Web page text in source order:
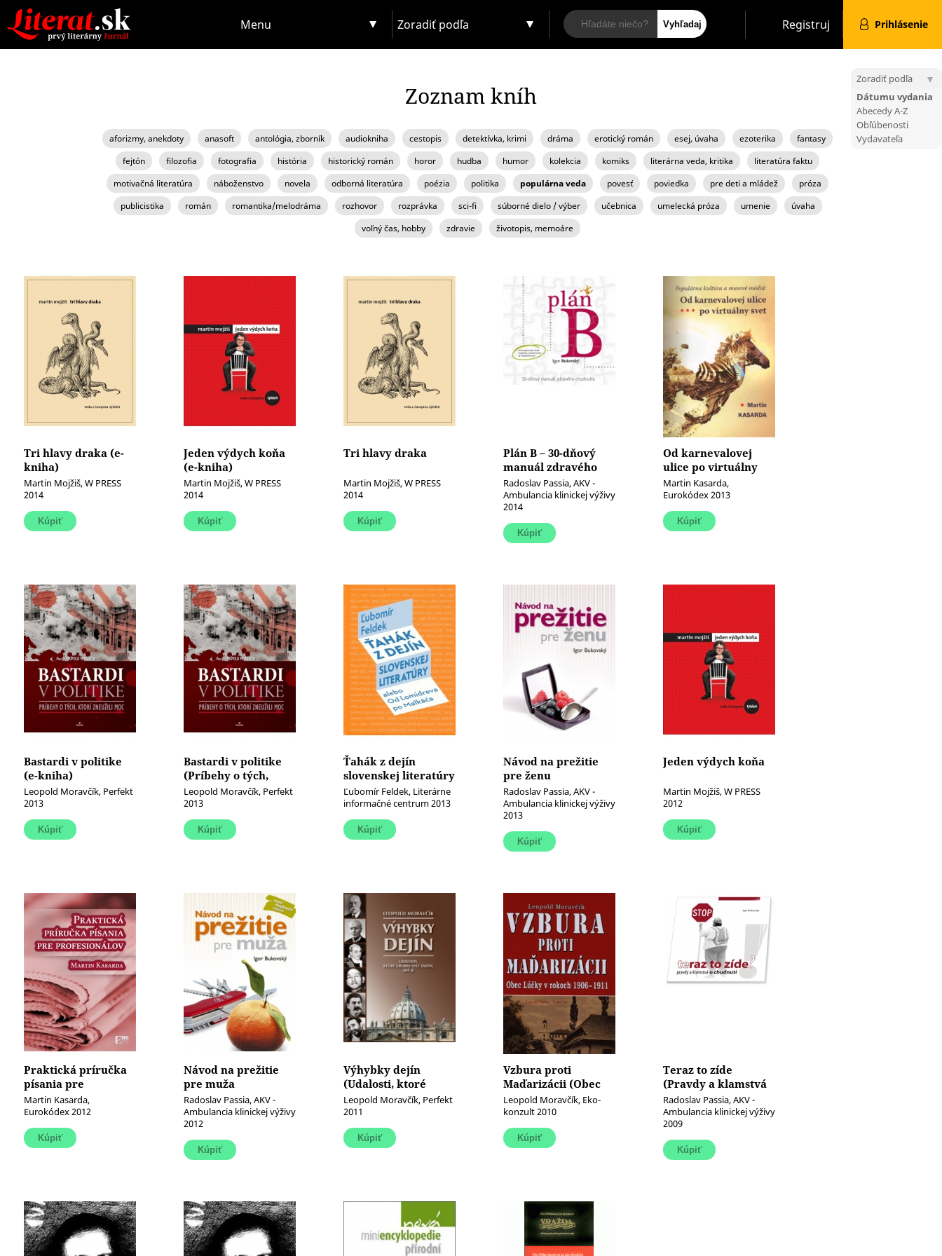
Menu Zoradiť podľa Hľadať Registruj Prihlásenie
Zoznam kníh
aforizmy, anekdoty anasoft antológia, zborník audiokniha cestopis detektívka, krimi dráma erotický román esej, úvaha ezoterika
fantasy
fejtón
filozofia fotografia história historický román horor hudba humor kolekcia komiks literárna veda, kritika
literatúra faktu
motivačná literatúra
náboženstvo novela odborná literatúra poézia politika populárna veda povesť poviedka pre deti a mládež
próza
publicistika
román romantika/melodráma rozhovor rozprávka sci-fi súborné dielo / výber učebnica umelecká próza umenie
úvaha
voľný čas, hobby
zdravie životopis, memoáre
Zoradiť podľa
Dátumu vydania
Abecedy A-Z
Obľúbenosti
Vydavateľa
Tri hlavy draka (e-
kniha)
Martin Mojžiš, W PRESS
2014
Jeden výdych koňa
(e-kniha)
Martin Mojžiš, W PRESS
2014
Tri hlavy draka
Martin Mojžiš, W PRESS
2014
Plán B – 30-dňový
manuál zdravého
chudnutia
(Preprogramujte
svoje myslenie,
tukové bunky aj
metabolizmus!)
Radoslav Passia, AKV -
Ambulancia klinickej výživy
2014
Od karnevalovej
ulice po virtuálny
svet (Populárna
kultúra a masové
médiá)
Martin Kasarda,
Eurokódex 2013
Bastardi v politike
(e-kniha)
Leopold Moravčík, Perfekt
2013
Bastardi v politike
(Príbehy o tých,
ktorí zneužili moc)
Leopold Moravčík, Perfekt
2013
Ťahák z dejín
slovenskej literatúry
(Alebo od
Lomidreva po
Malkáča)
Ľubomír Feldek, Literárne
informačné centrum 2013
Návod na prežitie
pre ženu
Radoslav Passia, AKV -
Ambulancia klinickej výživy
2013
Jeden výdych koňa
Martin Mojžiš, W PRESS
2012
Praktická príručka
písania pre
profesionálov
Martin Kasarda,
Eurokódex 2012
Návod na prežitie
pre muža
Radoslav Passia, AKV -
Ambulancia klinickej výživy
2012
Výhybky dejín
(Udalosti, ktoré
urobili svet takým,
aký je)
Leopold Moravčík, Perfekt
2011
Vzbura proti
Maďarizácii (Obec
Lúčky v rokoch 1906
- 1911)
Leopold Moravčík, Eko-
konzult 2010
Teraz to zíde
(Pravdy a klamstvá
o chudnutí)
Radoslav Passia, AKV -
Ambulancia klinickej výživy
2009